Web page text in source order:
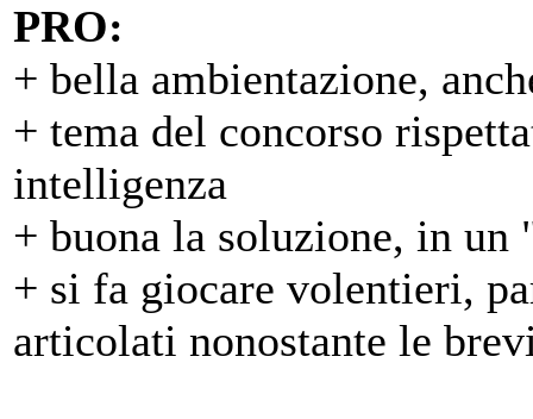
PRO:
+ bella ambientazione,
+ tema del concorso
intelligenza
+ buona la soluzione, in
+ si fa giocare volentieri,
articolati nonostante le